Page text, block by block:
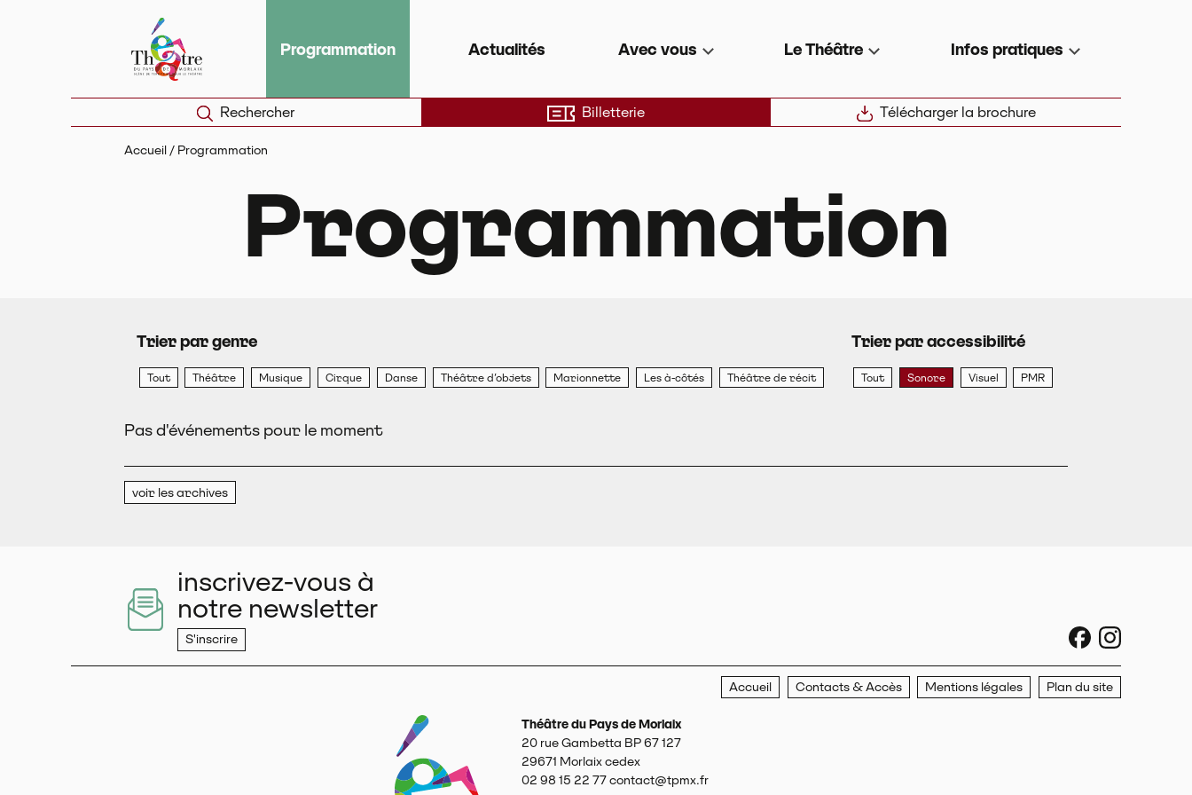
Programmation Actualités Avec vous Le Théâtre Infos pratiques
Rechercher Billetterie Télécharger la brochure
Accueil / Programmation
Programmation
Trier par genre
Tout Théâtre Musique Cirque Danse Théâtre d’objets Marionnette Les à-côtés Théâtre de récit
Trier par accessibilité
Tout Sonore Visuel PMR
Pas d'événements pour le moment
voir les archives
inscrivez-vous à
notre newsletter
S'inscrire sociaux
Accueil Contacts & Accès Mentions légales Plan du site
Théâtre du Pays de Morlaix
20 rue Gambetta BP 67 127
29671 Morlaix cedex
02 98 15 22 77 contact@tpmx.fr